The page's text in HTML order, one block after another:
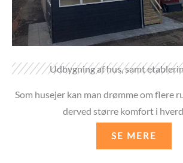
Udbygning af hus, samt
Som husejer kan man drømme om flere
derved større komfort i
SE MERE